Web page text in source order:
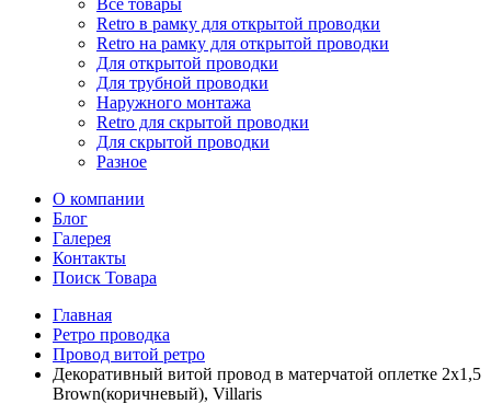
Все товары
Retro в рамку для открытой проводки
Retro на рамку для открытой проводки
Для открытой проводки
Для трубной проводки
Наружного монтажа
Retro для скрытой проводки
Для скрытой проводки
Разное
О компании
Блог
Галерея
Контакты
Поиск Товара
Главная
Ретро проводка
Провод витой ретро
Декоративный витой провод в матерчатой оплетке 2х1,5
Brown(коричневый), Villaris